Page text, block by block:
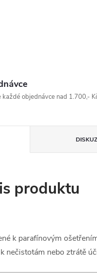
každé objednávce nad 1.700,-
produktu
k parafínovým
nečistotám nebo ztrátě